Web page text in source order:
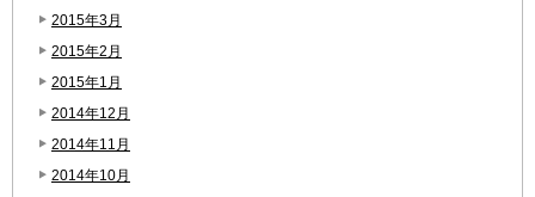
2015年3月
2015年2月
2015年1月
2014年12月
2014年11月
2014年10月